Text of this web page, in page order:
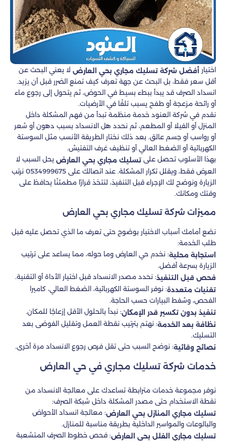
اختيار أفضل شركة تسليك مجاري بحي العارض لا يعني البحث عن
أقل سعر فقط، بل البحث عن جهة تعرف كيف تمنع الضرر قبل أن يزيد.
انسداد الصرف قد يبدأ ببطء بسيط في الحوض، ثم يتحول إلى رجوع ماء
أو رائحة مزعجة أو طفح يسبب تلفًا في الأرضيات.
نقدم في شركة العنود خدمة منظمة تبدأ من فهم المشكلة داخل
المنزل أو الفيلا أو المطعم، ثم نحدد هل الانسداد بسبب دهون أو شعر
أو رواسب أو جسم عالق. بعد ذلك نختار الطريقة الأنسب مثل السوستة
الكهربائية أو الضغط العالي أو تنظيف غرف التفتيش.
بهذا الأسلوب تحصل على تسليك مجاري بحي العارض يحل السبب لا
العرض فقط، ويقلل تكرار المشكلة. عند اتصالك على 0534999675 نرتب
الزيارة ونوضح لك الإجراء قبل التنفيذ، لتتخذ قرارًا مطمئنًا يحافظ على
وقتك ومكانك.
مميزات شركة تسليك مجاري بحي العارض
نضع أمامك أسباب الاختيار بوضوح حتى تعرف ما الذي تحصل عليه قبل
طلب الخدمة:
استجابة محلية: نخدم حي العارض وما حوله، مما يساعد على ترتيب
الزيارة بسرعة أفضل.
فحص قبل التنفيذ: نحدد مصدر الانسداد قبل اختيار الأداة أو التقنية.
تقنيات متعددة: نوفر السوستة الكهربائية، الضغط العالي، كاميرا
الفحص، وشفط البيارات حسب الحاجة.
تنفيذ بدون تكسير قدر الإمكان: نبدأ بالحلول الأقل إزعاجًا للمكان.
نظافة بعد الخدمة: نهتم بترتيب نقطة العمل وتقليل الفوضى بعد
التسليك.
نصائح وقائية: نوضح السبب حتى تقل فرص رجوع الانسداد مرة أخرى.
خدمات شركة تسليك مجاري في حي العارض
نوفر مجموعة خدمات مترابطة تساعدك على معالجة الانسداد من
نقطة الاستخدام حتى مصدر المشكلة داخل شبكة الصرف:
تسليك مجاري المنازل بحي العارض: معالجة انسداد الأحواض
والبالوعات والمواسير الداخلية بطريقة مناسبة للمنازل.
تسليك مجاري الفلل بحي العارض: فحص خطوط الصرف المتشعبة